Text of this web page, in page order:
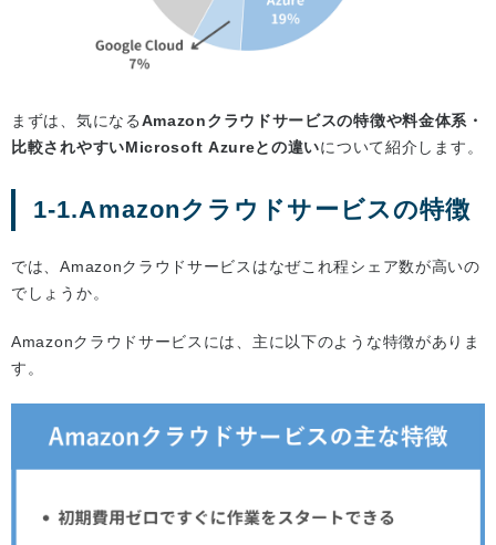
まずは、気になるAmazonクラウドサービスの特徴や料金体系・
比較されやすいMicrosoft Azureとの違いについて紹介します。
1-1.Amazonクラウドサービスの特徴
では、Amazonクラウドサービスはなぜこれ程シェア数が高いの
でしょうか。
Amazonクラウドサービスには、主に以下のような特徴がありま
す。